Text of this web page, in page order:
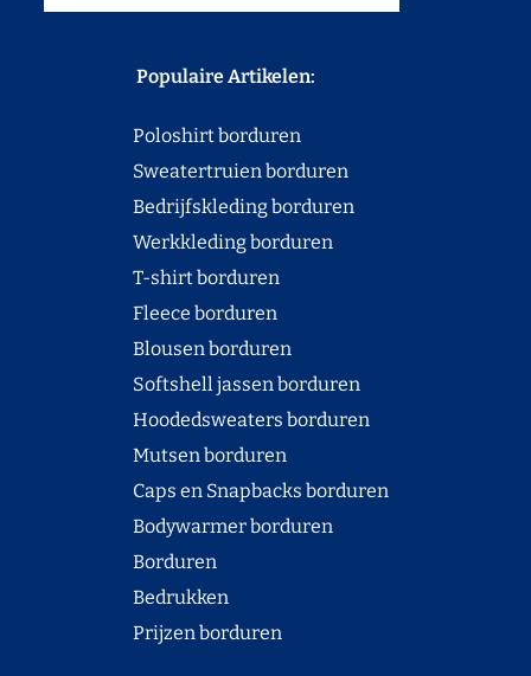
Populaire Artikelen:
Poloshirt borduren
Sweatertruien borduren
Bedrijfskleding borduren
Werkkleding borduren
T-shirt borduren
Fleece borduren
Blousen borduren
Softshell jassen borduren
Hoodedsweaters borduren
Mutsen borduren
Caps en Snapbacks borduren
Bodywarmer borduren
Borduren
Bedrukken
Prijzen borduren